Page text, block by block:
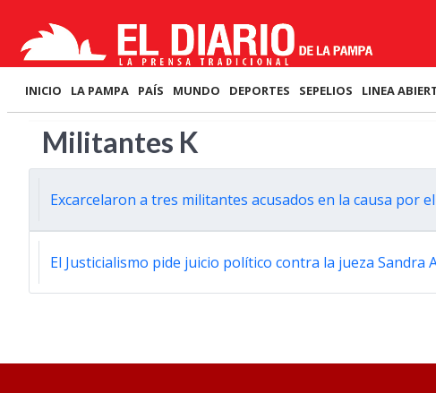
INICIO LA PAMPA PAÍS MUNDO DEPORTES SEPELIOS LINEA
Militantes K
Excarcelaron a tres militantes acusados en la causa por
El Justicialismo pide juicio político contra la jueza Sandra